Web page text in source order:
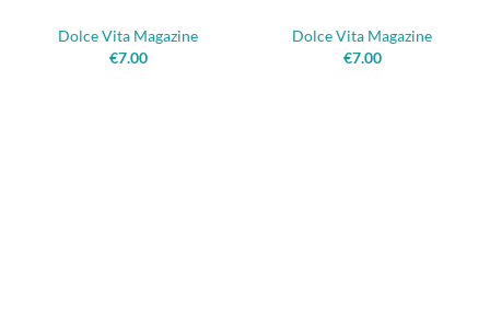
Dolce Vita Magazine
€7.00
Dolce Vita Magazine
€7.00